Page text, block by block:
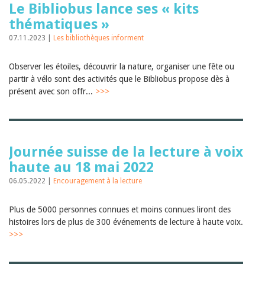
2022
2021
2020
2019
2017
2016
2012
Le Bibliobus lance ses « kits
thématiques »
07.11.2023 | Les bibliothèques informent
Observer les étoiles, découvrir la nature, organiser une fête ou
partir à vélo sont des activités que le Bibliobus propose dès à
présent avec son offr... >>>
Journée suisse de la lecture à voix
haute au 18 mai 2022
06.05.2022 | Encouragement à la lecture
Plus de 5000 personnes connues et moins connues liront des
histoires lors de plus de 300 événements de lecture à haute voix.
>>>